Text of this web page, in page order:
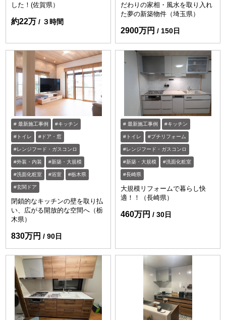
した！(佐賀県）
約22万 ３時間
だわりの家相・風水を取り入れ
た夢の新築物件（埼玉県）
2900万円 150日
最新施工事例 キッチン
トイレ ドア・窓
レンジフード・ガスコンロ
外装・内装 新築・大規模
洗面化粧室 浴室 栃木県
玄関ドア
閉鎖的なキッチンの壁を取り払
い、広がる開放的な空間へ（栃
木県）
830万円 90日
最新施工事例 キッチン
トイレ プチリフォーム
レンジフード・ガスコンロ
新築・大規模 洗面化粧室
長崎県
大規模リフォームで暮らし快
適！！（長崎県）
460万円 30日